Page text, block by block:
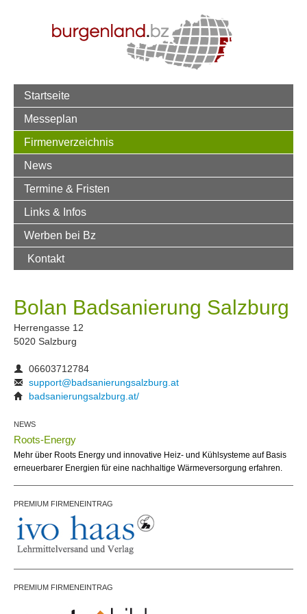
Startseite
Messeplan
Firmenverzeichnis
News
Termine & Fristen
Links & Infos
Werben bei Bz
Kontakt
Bolan Badsanierung Salzburg
Herrengasse 12
5020 Salzburg
06603712784
support@badsanierungsalzburg.at
badsanierungsalzburg.at/
NEWS
Roots-Energy
Mehr über Roots Energy und innovative Heiz- und Kühlsysteme auf Basis
erneuerbarer Energien für eine nachhaltige Wärmeversorgung erfahren.
PREMIUM FIRMENEINTRAG
PREMIUM FIRMENEINTRAG